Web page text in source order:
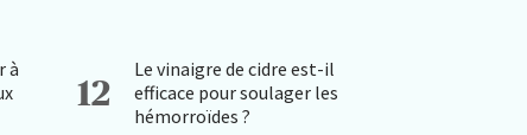
à
12
Le vinaigre de cidre est-il
efficace pour soulager les
hémorroïdes ?